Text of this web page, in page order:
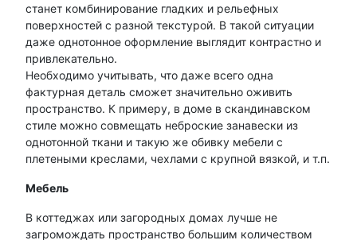
станет комбинирование гладких и рельефных
поверхностей с разной текстурой. В такой ситуации
даже однотонное оформление выглядит контрастно и
привлекательно.
Необходимо учитывать, что даже всего одна
фактурная деталь сможет значительно оживить
пространство. К примеру, в доме в скандинавском
стиле можно совмещать неброские занавески из
однотонной ткани и такую же обивку мебели с
плетеными креслами, чехлами с крупной вязкой, и т.п.
Мебель
В коттеджах или загородных домах лучше не
загромождать пространство большим количеством